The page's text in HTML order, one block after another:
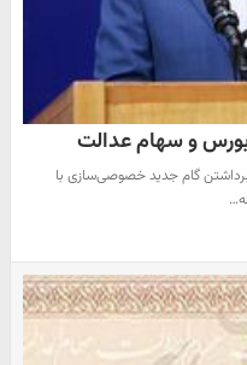
و سهام عدالت
گام جدید خصوصی‌سازی با